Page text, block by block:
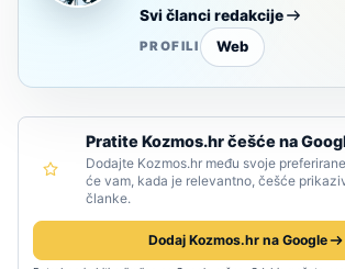
Svi članci redakcije
PROFILI Web
Pratite Kozmos.hr češće na
Dodajte Kozmos.hr među svoje
će vam, kada je relevantno, češće
članke.
Dodaj Kozmos.hr na Google